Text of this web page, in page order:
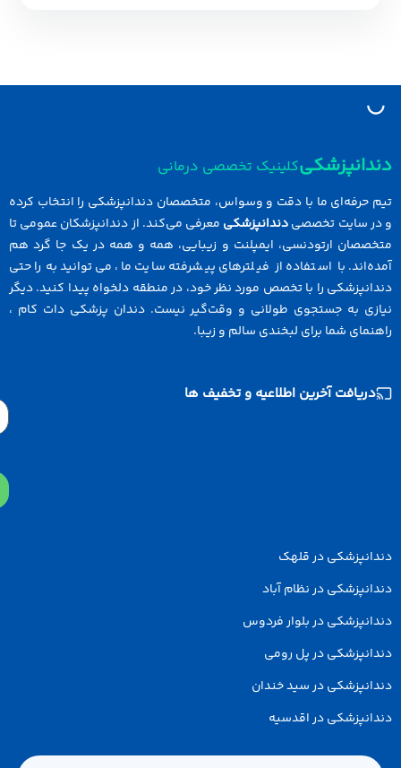
کلینیک تخصصی درمانی
ما با دقت و وسواس، متخصصان دندانپزشکی را انتخاب کرده
تخصصیدندانپزشکیمعرفی می‌کند. از دندانپزشکان عمومی تا
ارتودنسی، ایمپلنت و زیبایی، همه و همه در یک جا گرد هم
با استفاده از فیلترهای پیشرفته سایت ما، می‌توانید به راحتی
را با تخصص مورد نظر خود، در منطقه دلخواه پیدا کنید. دیگر
به جستجوی طولانی و وقت‌گیر نیست. دندان پزشکی دات کام ،
شما برای لبخندی سالم و زیبا.
آخرین اطلاعیه و تخفیف ها
در قلهک
در نظام آباد
در بلوار فردوس
در پل رومی
در سید خندان
در اقدسیه